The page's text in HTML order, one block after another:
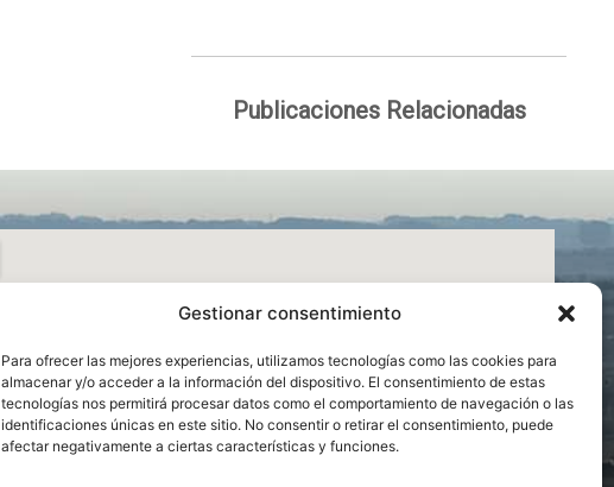
Gestionar consentimiento
Para ofrecer las mejores experiencias, utilizamos tecnologías como las cookies para
almacenar y/o acceder a la información del dispositivo. El consentimiento de estas
tecnologías nos permitirá procesar datos como el comportamiento de navegación o las
identificaciones únicas en este sitio. No consentir o retirar el consentimiento, puede
afectar negativamente a ciertas características y funciones.
Publicaciones Relacionadas